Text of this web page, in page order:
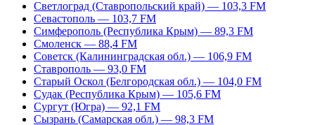
Светлоград (Ставропольский край) — 103,3 FM
Севастополь — 103,7 FM
Симферополь (Республика Крым) — 89,3 FM
Смоленск — 88,4 FM
Советск (Калининградская обл.) — 106,9 FM
Ставрополь — 93,0 FM
Старый Оскол (Белгородская обл.) — 104,0 FM
Судак (Республика Крым) — 105,6 FM
Сургут (Югра) — 92,1 FM
Сызрань (Самарская обл.) — 98,3 FM